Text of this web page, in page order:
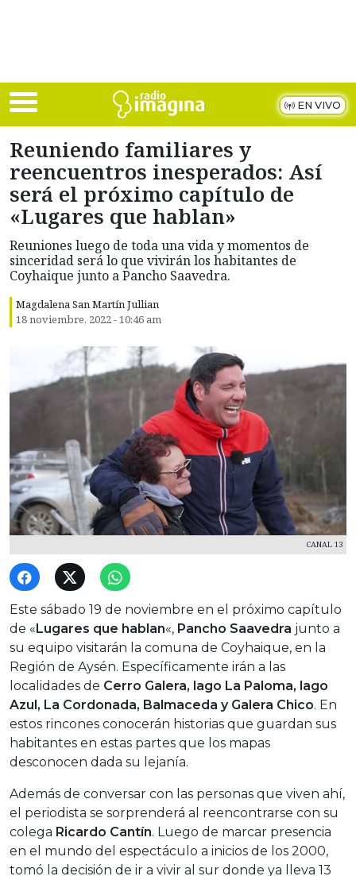
EN VIVO
Reuniendo familiares y
reencuentros inesperados: Así
será el próximo capítulo de
«Lugares que hablan»
Reuniones luego de toda una vida y momentos de
sinceridad será lo que vivirán los habitantes de
Coyhaique junto a Pancho Saavedra.
Magdalena San Martín Jullian
18 noviembre, 2022 - 10:46 am
CANAL 13
Este sábado 19 de noviembre en el próximo capítulo
de « Lugares que hablan«, Pancho Saavedra junto a
su equipo visitarán la comuna de Coyhaique, en la
Región de Aysén. Específicamente irán a las
localidades de Cerro Galera, lago La Paloma, lago
Azul, La Cordonada, Balmaceda y Galera Chico. En
estos rincones conocerán historias que guardan sus
habitantes en estas partes que los mapas
desconocen dada su lejanía.
Además de conversar con las personas que viven ahí,
el periodista se sorprenderá al reencontrarse con su
colega Ricardo Cantín. Luego de marcar presencia
en el mundo del espectáculo a inicios de los 2000,
tomó la decisión de ir a vivir al sur donde ya lleva 13